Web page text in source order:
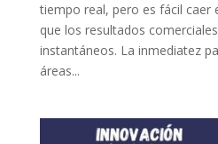
tiempo real, pero es fácil caer
que los resultados
instantáneos. La inmediatez
áreas...